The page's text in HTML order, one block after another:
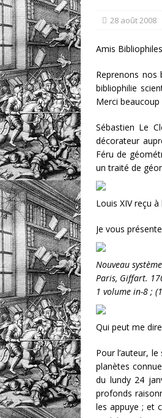
28 août 2008
Amis
Reprenons
bibliophilie
Merci beaucoup
Sébastien Le
décorateur
Féru de
un traité de
Louis XIV reçu
Je vous
Nouveau
Paris, Giffart.
1 volume in-8 ;
Qui peut me
Pour l’auteur,
planètes
du lundy 24
profonds
les appuye ; et